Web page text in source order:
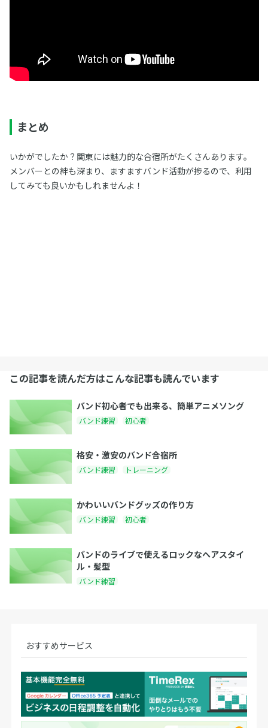
まとめ
いかがでしたか？関東には魅力的な合宿所がたくさんあります。
メンバーとの絆も深まり、ますますバンド活動が捗るので、利用
してみても良いかもしれませんよ！
この記事を読んだ方はこんな記事も読んでいます
バンド初心者でも出来る、簡単アニメソング
バンド練習 初心者
格安・激安のバンド合宿所
バンド練習 トレーニング
かわいいバンドグッズの作り方
バンド練習 初心者
バンドのライブで使えるロックなヘアスタイ
ル・髪型
バンド練習
おすすめサービス